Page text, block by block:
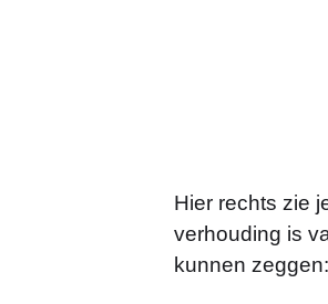
Hier rechts zie
verhouding is
kunnen